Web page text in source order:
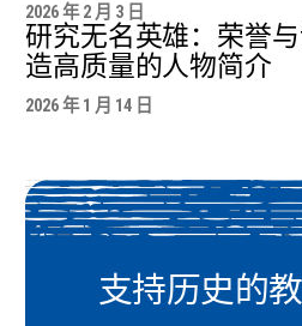
2026 年 2 月 3 日
研究无名英雄：荣誉
造高质量的人物简介
2026 年 1 月 14 日
支持历史的